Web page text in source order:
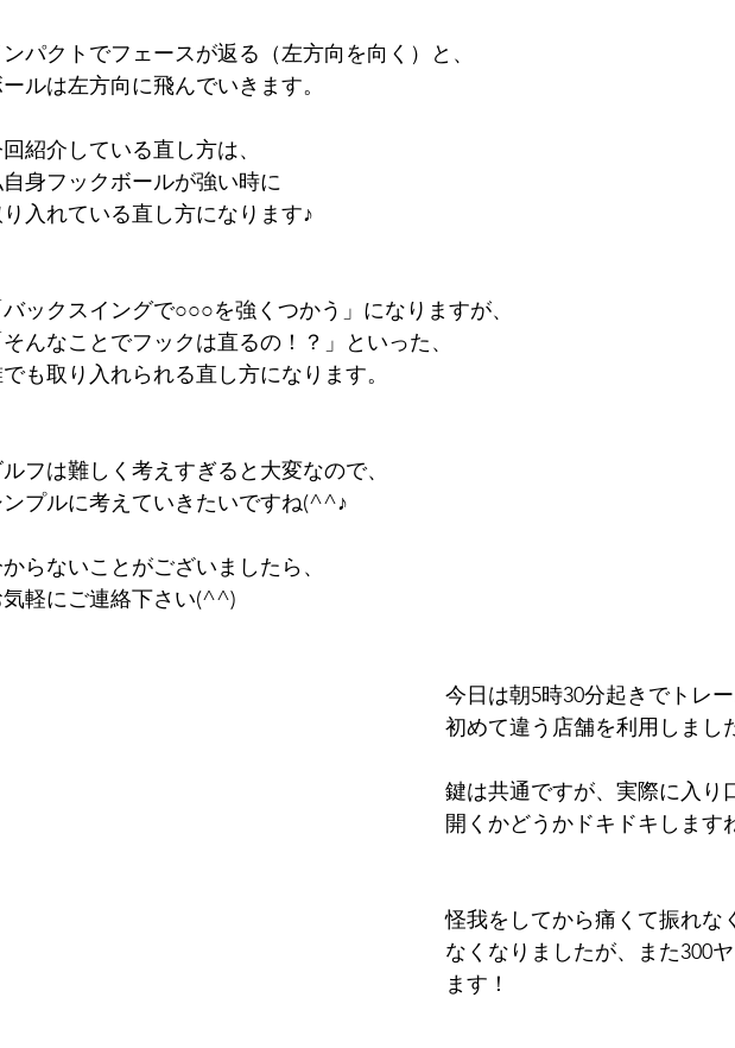
ンパクトでフェースが返る（左方向を向く）と、
ルは左方向に飛んでいきます。
紹介している直し方は、
身フックボールが強い時に
入れている直し方になります♪
バックスイングで○○○を強くつかう」になりますが、
そんなことでフックは直るの！？」といった、
も取り入れられる直し方になります。
ルフは難しく考えすぎると大変なので、
ンプルに考えていきたいですね(^^♪
らないことがございましたら、
気軽にご連絡下さい(^^)
今日は朝5時30分起きでトレー
初めて違う店舗を利用しまし
鍵は共通ですが、実際に入り
開くかどうかドキドキします
怪我をしてから痛くて振れな
なくなりましたが、また300
ます！